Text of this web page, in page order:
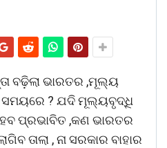
ବଢ଼ିଲା ଭାରତର ,ମୂଲ୍ୟ
ସମୟରେ ? ଯଦି ମୂଲ୍ୟବୃଦ୍ଧି
ପ୍ରଭାବିତ ,କଣ ଭାରତର
ତାଲା , ନା ସରକାର ବାହାର